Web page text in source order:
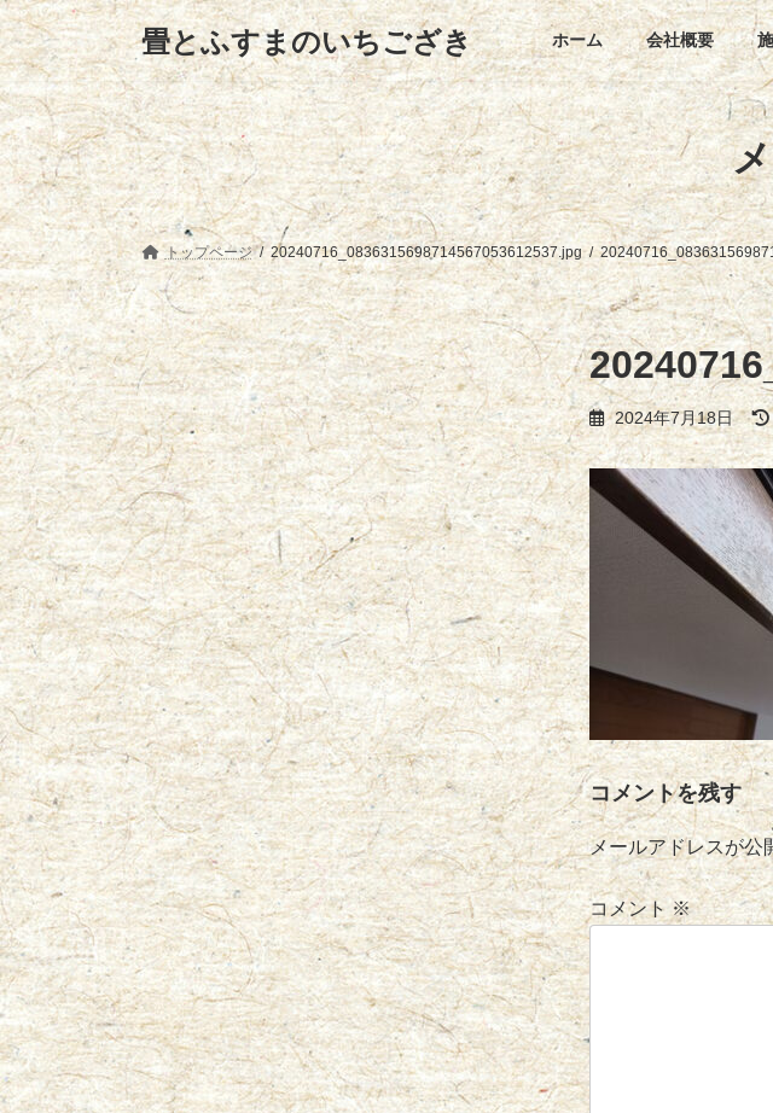
コ
ン
テ
ン
ツ
へ
ス
キ
ッ
プ
ナ
ビ
ゲ
ー
シ
ョ
ン
に
移
動
畳とふすまのいちござき ホーム 会社概要
トップページ 20240716_0836315698714567053612537.jpg
2024年7月18日
コメントを残す
メールアドレスが公
コメント※